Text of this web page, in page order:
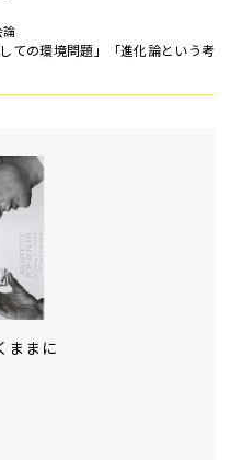
論
ての環境問題」「進化論という考
ままに